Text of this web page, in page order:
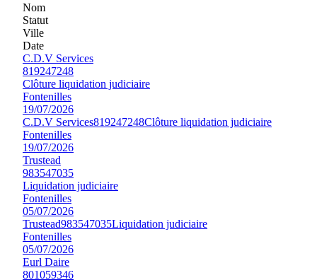
Nom
Statut
Ville
Date
C.D.V Services
819247248
Clôture liquidation judiciaire
Fontenilles
19/07/2026
C.D.V Services819247248Clôture liquidation judiciaire
Fontenilles
19/07/2026
Trustead
983547035
Liquidation judiciaire
Fontenilles
05/07/2026
Trustead983547035Liquidation judiciaire
Fontenilles
05/07/2026
Eurl Daire
801059346